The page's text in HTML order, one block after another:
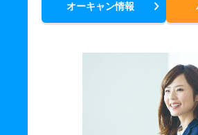
オーキャン情報